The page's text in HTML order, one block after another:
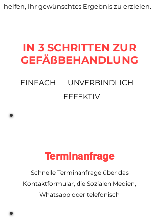
helfen, Ihr gewünschtes Ergebnis zu erzielen.
IN 3 SCHRITTEN ZUR
GEFÄßBEHANDLUNG
EINFACH UNVERBINDLICH
EFFEKTIV
Terminanfrage
Schnelle Terminanfrage über das
Kontaktformular, die Sozialen Medien,
Whatsapp oder telefonisch